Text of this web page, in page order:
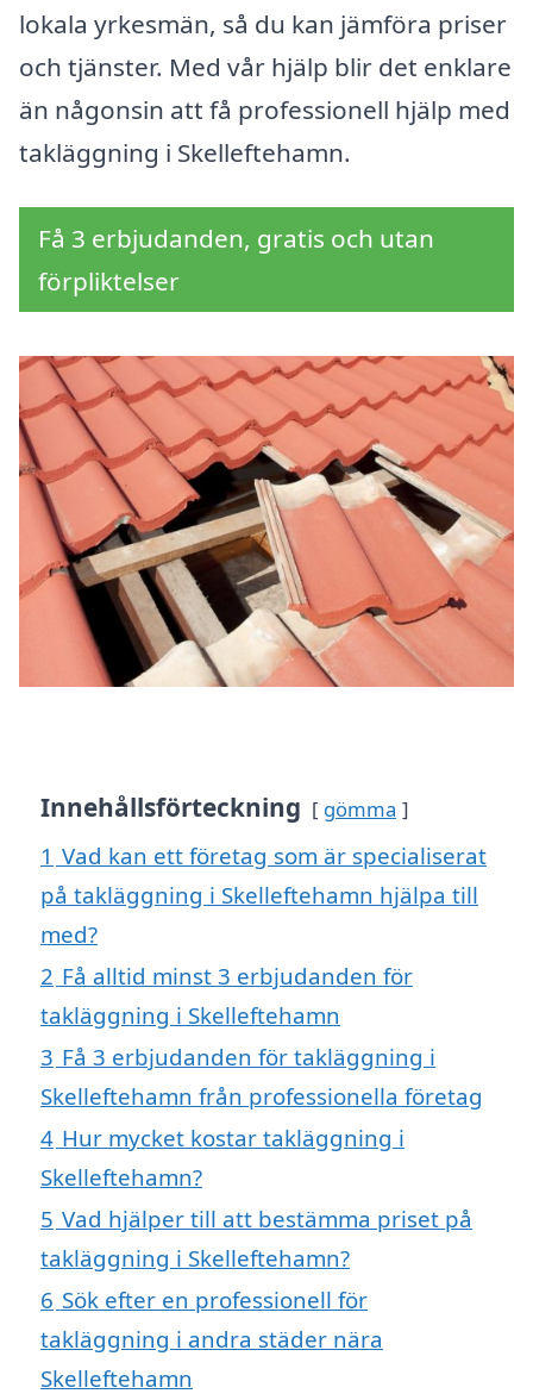
lokala yrkesmän, så du kan jämföra priser
och tjänster. Med vår hjälp blir det enklare
än någonsin att få professionell hjälp med
takläggning i Skelleftehamn.
Få 3 erbjudanden, gratis och utan
förpliktelser
Innehållsförteckning gömma
1 Vad kan ett företag som är specialiserat
på takläggning i Skelleftehamn hjälpa till
med?
2 Få alltid minst 3 erbjudanden för
takläggning i Skelleftehamn
3 Få 3 erbjudanden för takläggning i
Skelleftehamn från professionella företag
4 Hur mycket kostar takläggning i
Skelleftehamn?
5 Vad hjälper till att bestämma priset på
takläggning i Skelleftehamn?
6 Sök efter en professionell för
takläggning i andra städer nära
Skelleftehamn